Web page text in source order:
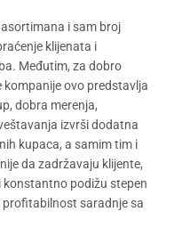
i sam broj
klijenata i
Međutim, za dobro
ovo predstavlja
dobra merenja,
izvrši dodatna
kupaca, a samim tim i
da zadržavaju klijente,
konstantno podižu stepen
saradnje sa